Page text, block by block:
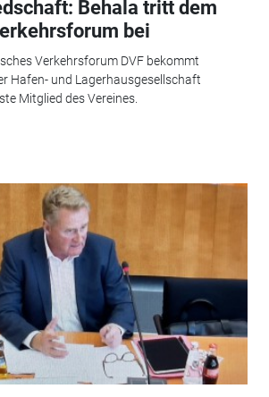
Behala tritt dem
bei
Verkehrsforum DVF bekommt
Hafen- und Lagerhausgesellschaft
Mitglied des Vereines.